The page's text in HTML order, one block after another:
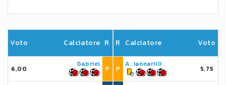
Voto Calciatore R
6,00
Gabriel
P
R Calciatore Voto
P
A. Iannarilli
5,75